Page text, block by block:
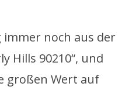
noch aus der
Hills 90210“, und
großen Wert auf